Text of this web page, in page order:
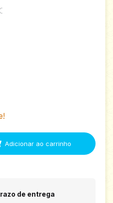
Alterar CEP
de entrega